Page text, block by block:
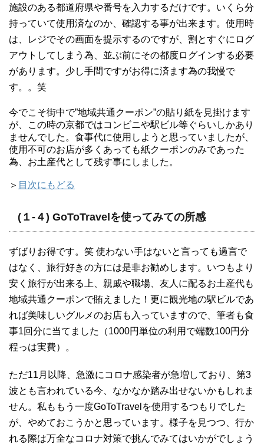
施設のある都道府県や番号を入力するだけです。いくら分
持っていて使用済なのか、確認する事が出来ます。使用時
は、レジでその画面を提示するのですが、割とすぐにログ
アウトしてしまう為、並ぶ前にその都度ログインする必要
があります。少し手間ですがお得に済ます為の我慢で
す。。笑
今でこそ街中で”地域共通クーポン”の貼り紙を見掛けます
が、この時の京都ではコンビニや駅ビル等ぐらいしかあり
ませんでした。食事代に使用しようと思っていましたが、
使用不可のお店が多くあっても紙クーポンのみであった
為、お土産代として残す事にしました。
＞ 目次にもどる
(１-４) GoToTravelを使ってみての所感
ずばりお得です。笑 使わない手はないと言っても過言で
はなく、旅行好きの方には是非お勧めします。いつもより
安く旅行が出来る上、親戚や職場、友人に配るお土産代も
地域共通クーポンで賄えました！更に観光地の駅ビルであ
れば美味しいグルメのお店も入っていますので、筆者も食
事1回分に当てました（1000円単位の利用で端数100円分
程っは実費）。
ただ11月以降、急激にコロナ感染者が急増しており、第3
波とも言われている今、なかなか踏み出せないかもしれま
せん。私ももう一度GoToTravelを使用するつもりでした
が、やめておこうかと思っています。様子を見つつ、行か
れる際は万全なコロナ対策で挑んでみてはいかがでしょう